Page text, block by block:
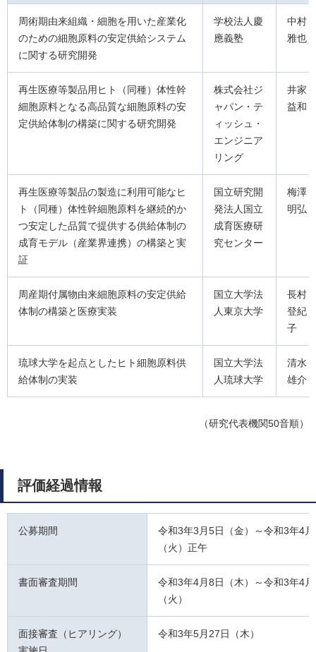
周術期由来組織・細胞を用いた産業化
のための細胞原料の安定供給システム
に関する研究開発
学校法人慶
應義塾
中村
雅也
再生医療等製品用ヒト（同種）体性幹
細胞原料となる高品質な細胞原料の安
定供給体制の構築に関する研究開発
株式会社ジ
ャパン・テ
ィッシュ・
エンジニア
リング
井家
益和
再生医療等製品の製造に利用可能なヒ
ト（同種）体性幹細胞原料を継続的か
つ安定した品質で提供する供給体制の
成育モデル（産業界連携）の構築と実
証
国立研究開
発法人国立
成育医療研
究センター
梅澤
明弘
周産期付属物由来細胞原料の安定供給
体制の構築と医療実装
国立大学法
人東京大学
長村
登紀
子
琉球大学を起点としたヒト細胞原料供
給体制の実装
国立大学法
人琉球大学
清水
雄介
（研究代表機関50音順）
評価経過情報
公募期間
令和3年3月5日（金）～令和3年4
（火）正午
書面審査期間
令和3年4月8日（木）～令和3年4
（火）
面接審査（ヒアリング）
令和3年5月27日（木）